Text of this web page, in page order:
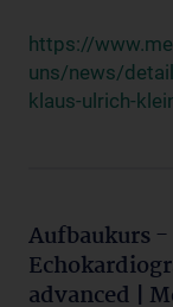
https://
uns/news/
klaus-ulrich-
Aufbaukurs
advanced |